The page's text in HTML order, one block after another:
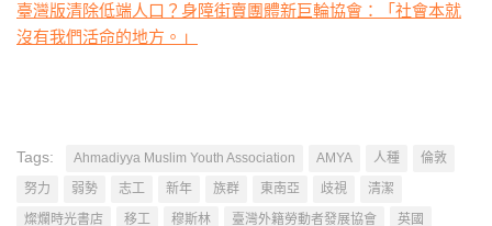
臺灣版清除低端人口？身障街賣團體新巨輪協會：「社會本就
沒有我們活命的地方。」
Tags: Ahmadiyya Muslim Youth Association AMYA 人種
倫敦
努力
弱勢 志工 新年 族群 東南亞 歧視
清潔
燦爛時光書店
移工 穆斯林 臺灣外籍勞動者發展協會
英國